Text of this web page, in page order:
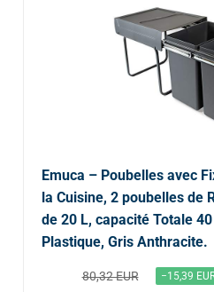
Emuca – Poubelles avec
la Cuisine, 2 poubelles de
de 20 L, capacité Totale
Plastique, Gris Anthracite.
80,32 EUR −15,39